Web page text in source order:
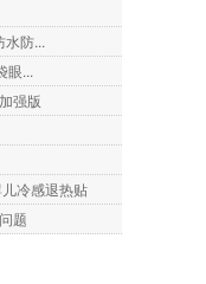
防...
眼...
强版
冷感退热贴
题